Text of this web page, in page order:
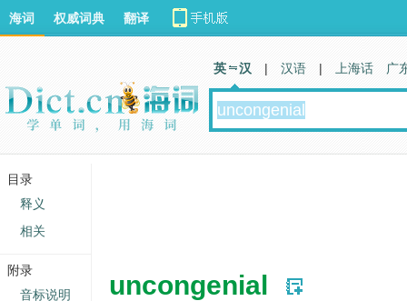
uncongenial
海词 权威词典 翻译
英 汉 | 汉语 | 上海话 广
目录
释义
相关
附录
音标说明